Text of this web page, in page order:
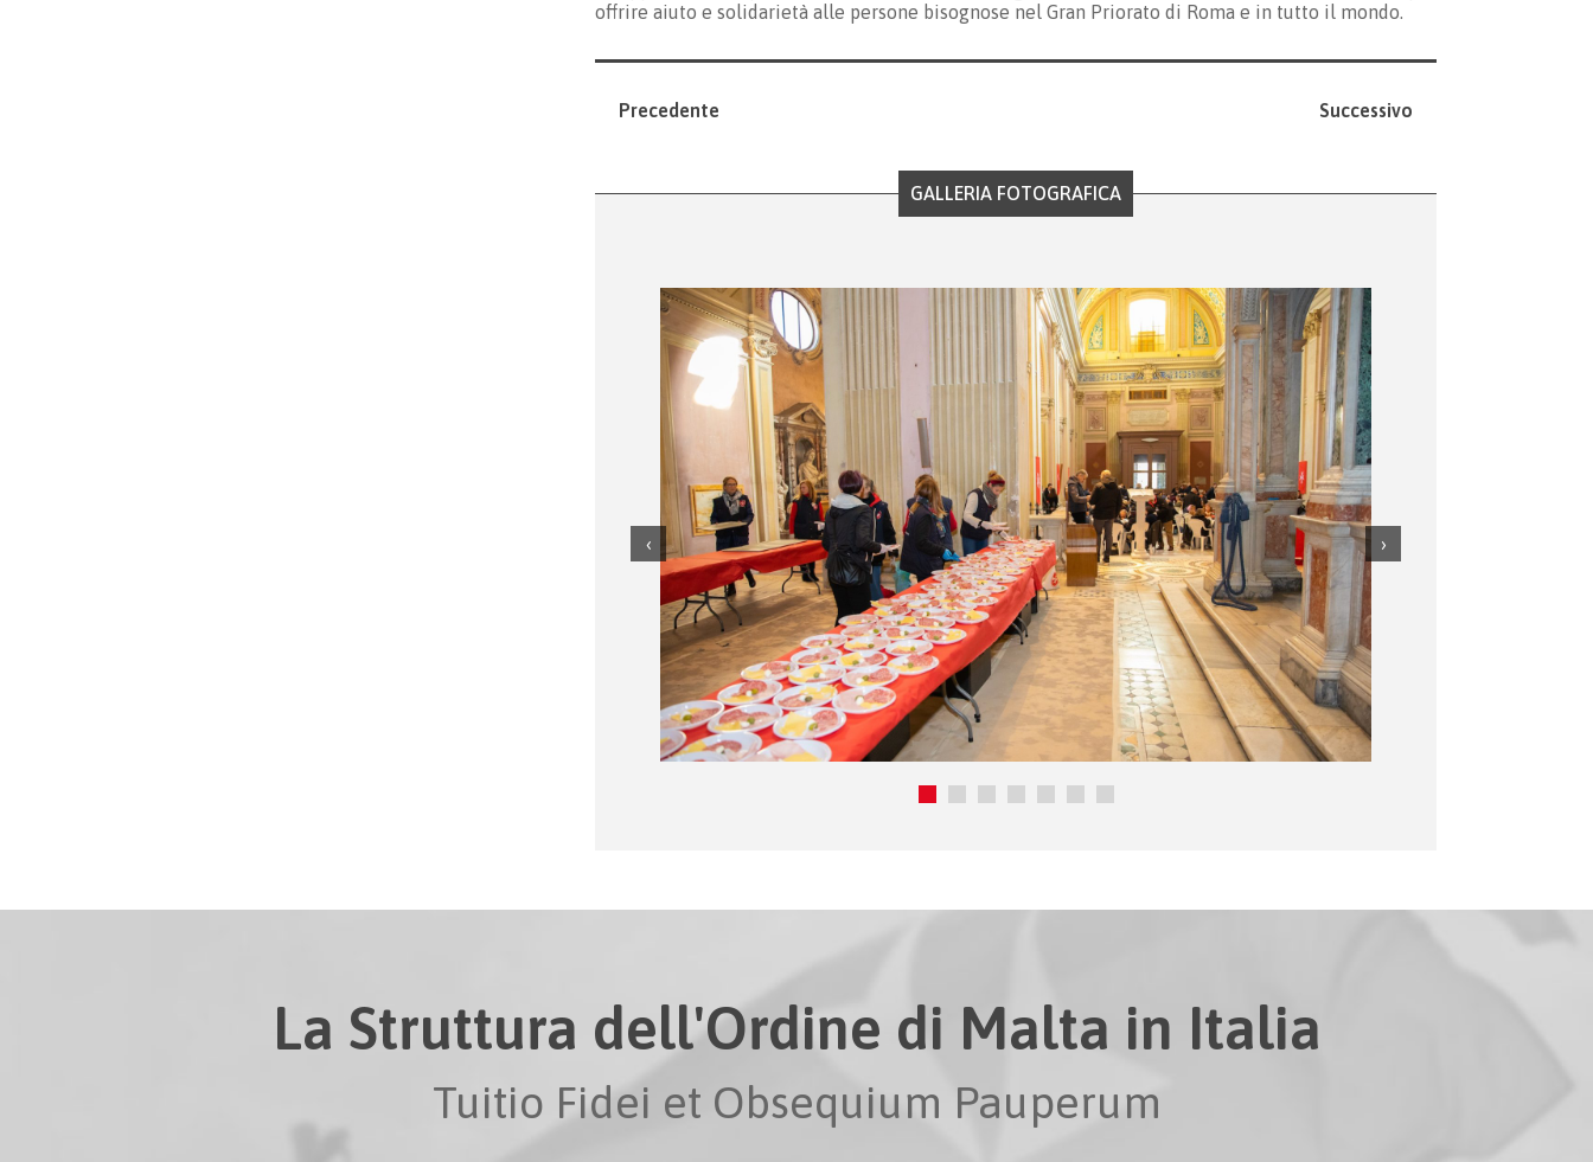
offrire aiuto e solidarietà alle persone bisognose nel Gran Priorato di Roma e in tutto il mondo.
Precedente Successivo
GALLERIA FOTOGRAFICA
La Struttura dell'Ordine di Malta in Italia
Tuitio Fidei et Obsequium Pauperum